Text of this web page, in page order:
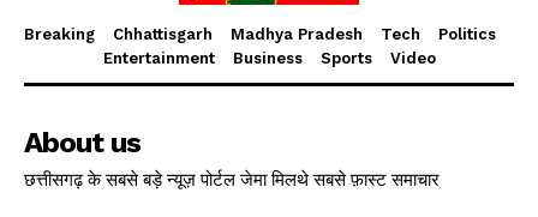
Breaking Chhattisgarh Madhya Pradesh Tech
Politics
Entertainment
Business Sports Video
About us
छत्तीसगढ़ के सबसे बड़े न्यूज़ पोर्टल जेमा मिलथे सबसे फ़ास्ट समाचार